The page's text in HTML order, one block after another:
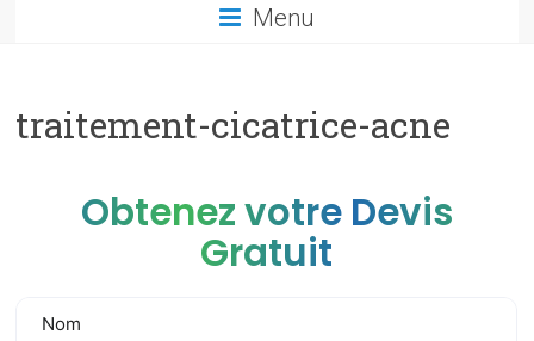
Menu
traitement-cicatrice-acne
Obtenez votre Devis
Gratuit